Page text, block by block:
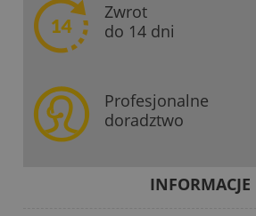
Zwrot
do 14 dni
Profesjonalne
doradztwo
INFORMACJE